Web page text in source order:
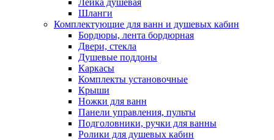
Шланги
Комплектующие для ванн и душевых кабин
Бордюры, лента бордюрная
Двери, стекла
Душевые поддоны
Каркасы
Комплекты установочные
Крыши
Ножки для ванн
Панели управления, пульты
Подголовники, ручки для ванны
Ролики для душевых кабин